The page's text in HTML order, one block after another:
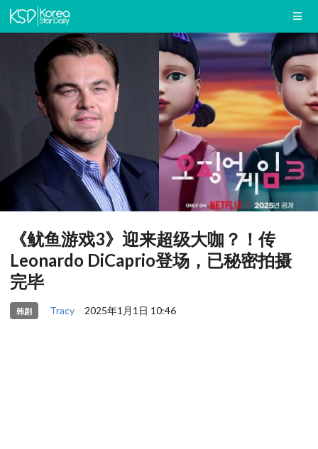
《鱿鱼游戏3》迎来超级大咖？！传
Leonardo DiCaprio登场，已秘密拍摄
完毕
韩剧 Tracy 2025年1月1日 10:46